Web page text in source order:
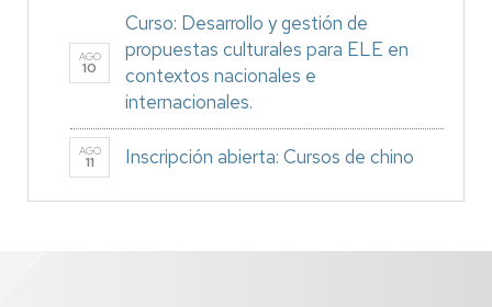
AGO
10
Curso: Desarrollo y gestión de
propuestas culturales para ELE en
contextos nacionales e
internacionales.
AGO
11 Inscripción abierta: Cursos de chino